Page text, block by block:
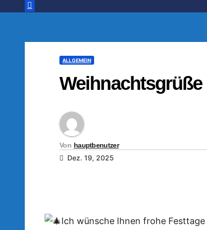
ALLGEMEIN
Weihnachtsgrüße
Von hauptbenutzer
Dez. 19, 2025
Ich wünsche Ihnen frohe